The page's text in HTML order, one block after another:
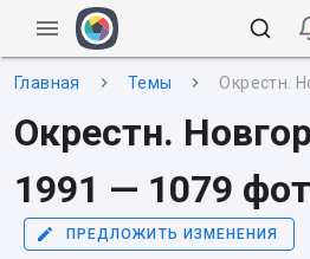
Главная Темы Окрестн.
Окрестн.
1991 — 1079
ПРЕДЛОЖИТЬ ИЗМЕНЕНИЯ